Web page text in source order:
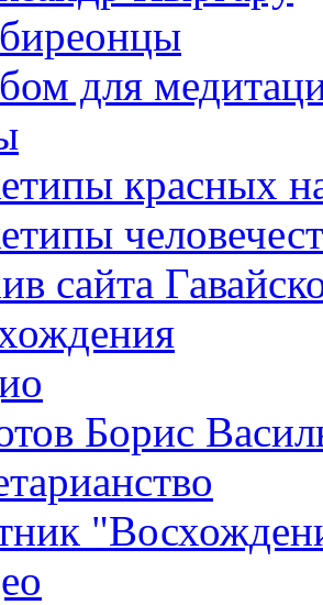
для
красных
сайта
Борис